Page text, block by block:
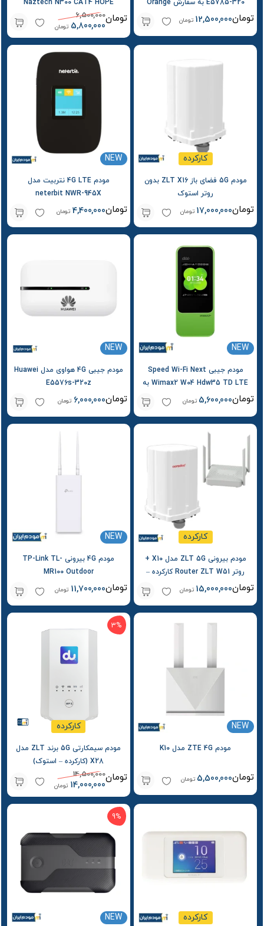
E5785-320 به سفارش Orange
Airbox S212,500,000 تومان تومان
Naztech N300 CAT4 HOPE
6,500,000
5,800,000 تومان
تومان
کارکرده
مودم 5G فضای باز ZLT X16 بدون
روتر استوک
17,000,000 تومان تومان
NEW
مودم 4G LTE نتربیت مدل
neterbit NWR-945X
4,400,000 تومان تومان
NEW
مودم جیبی Speed Wi-Fi Next
Wimax2 W04 Hdw35 TD LTE به
سفارش au
5,600,000 تومان تومان
NEW
مودم جیبی 4G هواوی مدل Huawei
E5576s-320z
6,000,000 تومان تومان
کارکرده
مودم بیرونی ZLT 5G مدل X10 +
روتر Router ZLT W51 کارکرده –
استوک15,000,000 تومان تومان
NEW
مودم 4G بیرونی TP-Link TL-
MR100 Outdoor
11,700,000 تومان تومان
NEW
مودم ZTE 4G مدل K10
5,500,000 تومان تومان
3%
کارکرده
مودم سیمکارتی 5G برند ZLT مدل
X28 (کارکرده – استوک)
14,500,000
14,000,000 تومان
تومان
کارکرده
9%
NEW